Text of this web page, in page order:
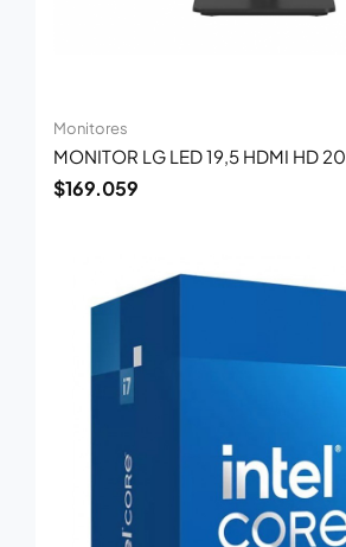
Monitores
MONITOR LG LED 19,5 HDMI HD 20
$169.059